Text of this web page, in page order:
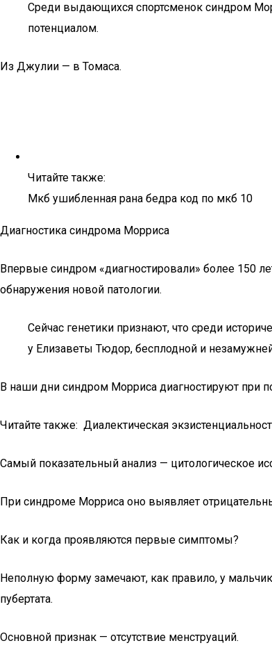
Среди выдающихся спортсменок синдром
потенциалом.
Из Джулии — в Томаса.
Читайте также:
Мкб ушибленная рана бедра код по мкб 10
Диагностика синдрома Морриса
Впервые синдром «диагностировали» более 150
обнаружения новой патологии.
Сейчас генетики признают, что среди
у Елизаветы Тюдор, бесплодной и
В наши дни синдром Морриса диагностируют при
Читайте также: Диалектическая
Самый показательный анализ — цитологическое
При синдроме Морриса оно выявляет
Как и когда проявляются первые симптомы?
Неполную форму замечают, как правило, у
пубертата.
Основной признак — отсутствие менструаций.